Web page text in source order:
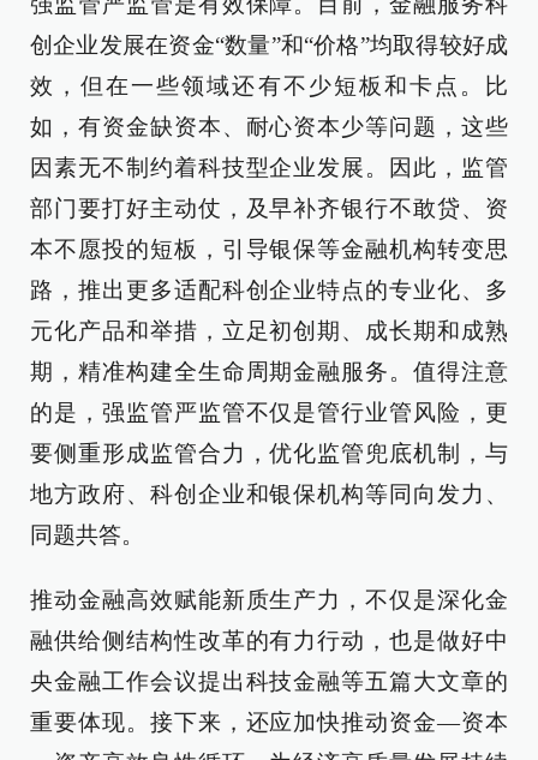
创企业发展在资金“数量”和“价格”均取得较好成
效，但在一些领域还有不少短板和卡点。比
如，有资金缺资本、耐心资本少等问题，这些
因素无不制约着科技型企业发展。因此，监管
部门要打好主动仗，及早补齐银行不敢贷、资
本不愿投的短板，引导银保等金融机构转变思
路，推出更多适配科创企业特点的专业化、多
元化产品和举措，立足初创期、成长期和成熟
期，精准构建全生命周期金融服务。值得注意
的是，强监管严监管不仅是管行业管风险，更
要侧重形成监管合力，优化监管兜底机制，与
地方政府、科创企业和银保机构等同向发力、
同题共答。
推动金融高效赋能新质生产力，不仅是深化金
融供给侧结构性改革的有力行动，也是做好中
央金融工作会议提出科技金融等五篇大文章的
重要体现。接下来，还应加快推动资金—资本